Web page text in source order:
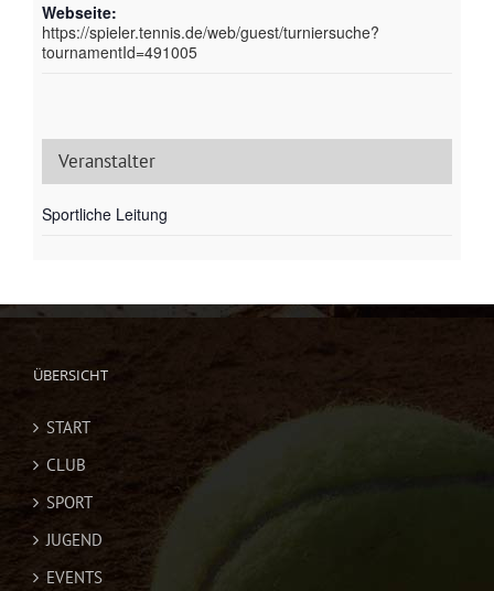
Webseite:
https://spieler.tennis.de/web/guest/turniersuche?
tournamentId=491005
Veranstalter
Sportliche Leitung
ÜBERSICHT
START
CLUB
SPORT
JUGEND
EVENTS